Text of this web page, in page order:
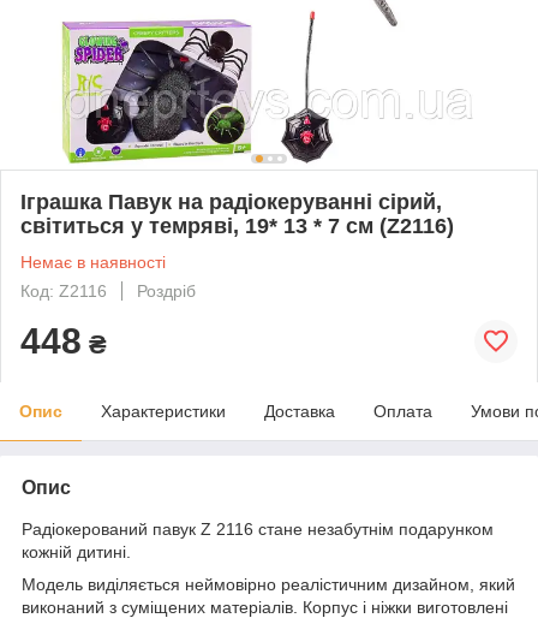
Іграшка Павук на радіокеруванні сірий,
світиться у темряві, 19* 13 * 7 см (Z2116)
Немає в наявності
Код: Z2116
Роздріб
448 ₴
Опис Характеристики Доставка Оплата Умови
Опис
Радіокерований павук Z 2116 стане незабутнім подарунком
кожній дитині.
Модель виділяється неймовірно реалістичним дизайном, який
виконаний з суміщених матеріалів. Корпус і ніжки виготовлені